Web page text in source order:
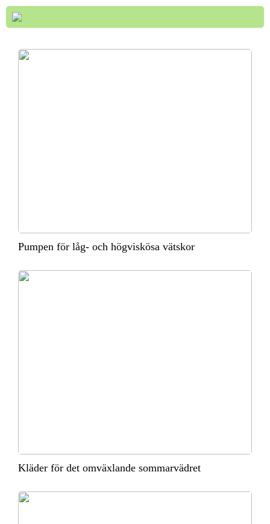
Pumpen för låg- och högviskösa vätskor
Kläder för det omväxlande sommarvädret